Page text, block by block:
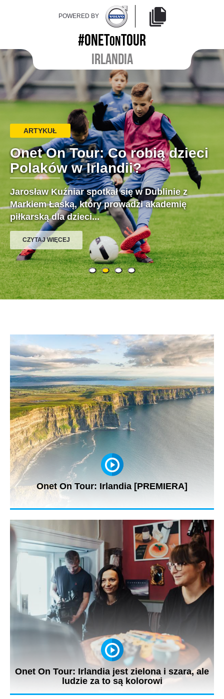
POWERED BY
#ONETONTOUR
IRLANDIA
ARTYKUŁ
Onet On Tour: Co robią dzieci
Polaków w Irlandii?
Jarosław Kuźniar spotkał się w Dublinie z
Markiem Łaską, który prowadzi akademię
piłkarską dla dzieci...
CZYTAJ WIĘCEJ
Onet On Tour: Irlandia [PREMIERA]
Zapraszamy na kolejny reportaż z cyklu #OnetOnTour – tym
razem Jarosław...
Onet On Tour: Irlandia jest zielona i szara, ale
ludzie za to są kolorowi